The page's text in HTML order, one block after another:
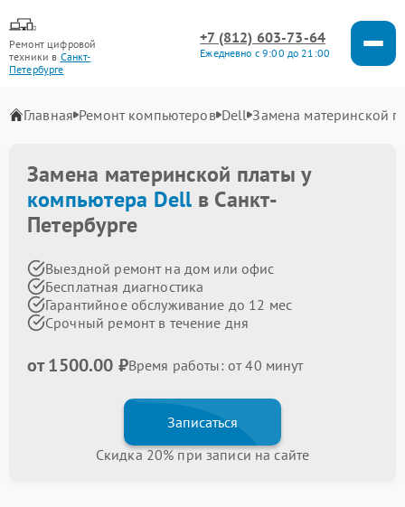
Ремонт цифровой
техники в Санкт-
Петербурге
+7 (812) 603-73-64
Ежедневно с 9:00 до 21:00
Главная Ремонт компьютеров Dell Замена материнской
Замена материнской платы у
компьютера Dell в Санкт-
Петербурге
Выездной ремонт на дом или офис
Бесплатная диагностика
Гарантийное обслуживание до 12 мес
Срочный ремонт в течение дня
от 1500.00 ₽Время работы: от 40 минут
Записаться
Скидка 20% при записи на сайте